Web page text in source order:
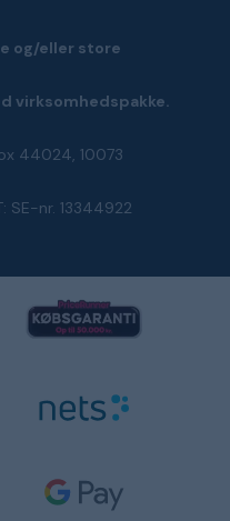
og/eller store
virksomhedspakke.
44024, 10073
SE-nr. 13344922